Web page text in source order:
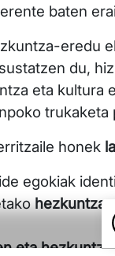
baten
eredu
du,
eta kultura
honek
egokiak
hezkuntza
eta